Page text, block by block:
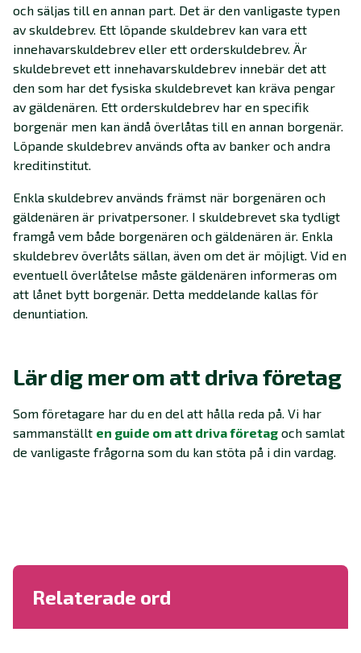
och säljas till en annan part. Det är den vanligaste typen
av skuldebrev. Ett löpande skuldebrev kan vara ett
innehavarskuldebrev eller ett orderskuldebrev. Är
skuldebrevet ett innehavarskuldebrev innebär det att
den som har det fysiska skuldebrevet kan kräva pengar
av gäldenären. Ett orderskuldebrev har en specifik
borgenär men kan ändå överlåtas till en annan borgenär.
Löpande skuldebrev används ofta av banker och andra
kreditinstitut.
Enkla skuldebrev används främst när borgenären och
gäldenären är privatpersoner. I skuldebrevet ska tydligt
framgå vem både borgenären och gäldenären är. Enkla
skuldebrev överlåts sällan, även om det är möjligt. Vid en
eventuell överlåtelse måste gäldenären informeras om
att lånet bytt borgenär. Detta meddelande kallas för
denuntiation.
Lär dig mer om att driva företag
Som företagare har du en del att hålla reda på. Vi har
sammanställt en guide om att driva företag och samlat
de vanligaste frågorna som du kan stöta på i din vardag.
Relaterade ord